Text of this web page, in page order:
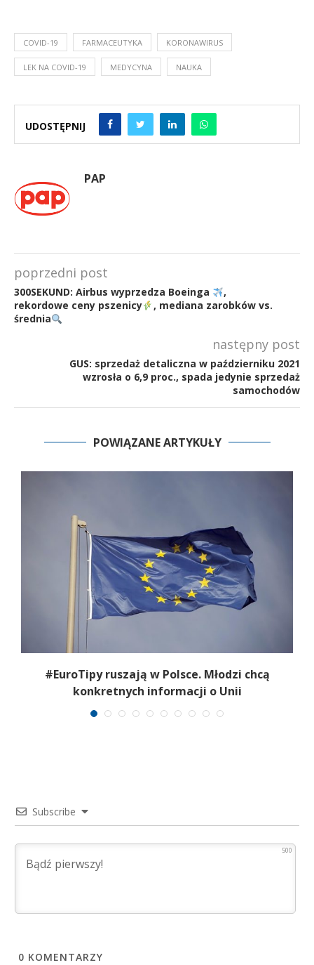
COVID-19 FARMACEUTYKA KORONAWIRUS
LEK NA COVID-19 MEDYCYNA NAUKA
UDOSTĘPNIJ
PAP
poprzedni post
300SEKUND: Airbus wyprzedza Boeinga
,
rekordowe ceny pszenicy
, mediana zarobków vs.
średnia
następny post
GUS: sprzedaż detaliczna w październiku 2021
wzrosła o 6,9 proc., spada jedynie sprzedaż
samochodów
POWIĄZANE ARTYKUŁY
#EuroTipy ruszają w Polsce. Młodzi chcą
konkretnych informacji o Unii
Subscribe
500
0 KOMENTARZY